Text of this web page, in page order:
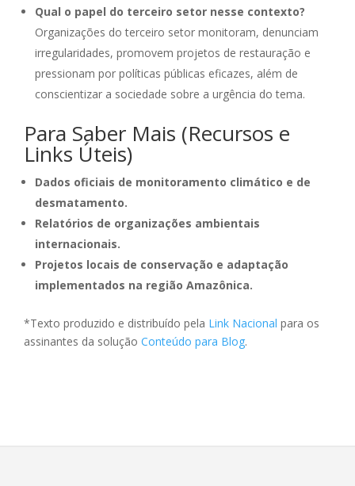
Qual o papel do terceiro setor nesse contexto?
Organizações do terceiro setor monitoram, denunciam
irregularidades, promovem projetos de restauração e
pressionam por políticas públicas eficazes, além de
conscientizar a sociedade sobre a urgência do tema.
Para Saber Mais (Recursos e
Links Úteis)
Dados oficiais de monitoramento climático e de
desmatamento.
Relatórios de organizações ambientais
internacionais.
Projetos locais de conservação e adaptação
implementados na região Amazônica.
*Texto produzido e distribuído pela Link Nacional para os
assinantes da solução Conteúdo para Blog.